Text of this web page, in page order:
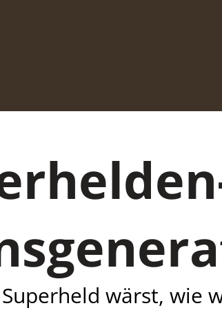
wärst, wie